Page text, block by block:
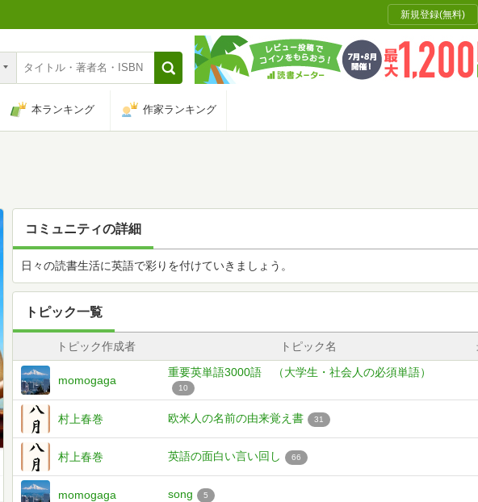
新規登録(無料)
本ランキング 作家ランキング
コミュニティの詳細
日々の読書生活に英語で彩りを付けていきましょう。
トピック一覧
トピック作成者 トピック名
momogaga
重要英単語3000語 （大学生・社会人の必須単語）
10
村上春巻 欧米人の名前の由来覚え書 31
村上春巻 英語の面白い言い回し 66
momogaga song 5